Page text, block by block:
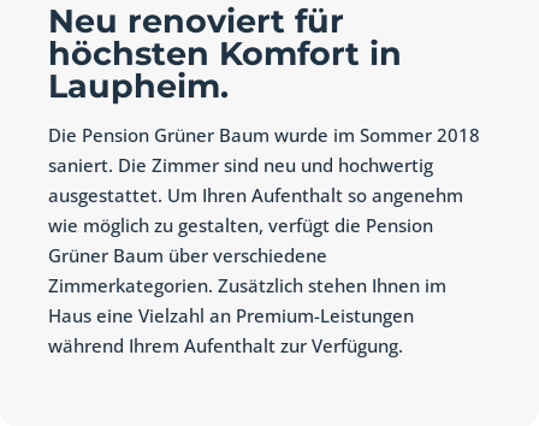
Neu renoviert für
höchsten Komfort in
Laupheim.
Die Pension Grüner Baum wurde im Sommer 2018
saniert. Die Zimmer sind neu und hochwertig
ausgestattet. Um Ihren Aufenthalt so angenehm
wie möglich zu gestalten, verfügt die Pension
Grüner Baum über verschiedene
Zimmerkategorien. Zusätzlich stehen Ihnen im
Haus eine Vielzahl an Premium-Leistungen
während Ihrem Aufenthalt zur Verfügung.